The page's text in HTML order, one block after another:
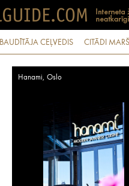
BAUDĪTĀJA CEĻVEDIS CITĀDI
Hanami, Oslo